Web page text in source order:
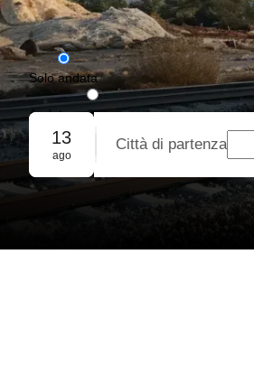
Solo andata
Andata e ritorno
Prenotazione di gruppo
13
ago
Città di partenza